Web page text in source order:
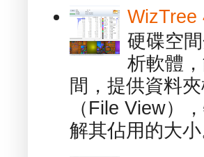
WizTree
硬碟空
析軟體
間，提供資料
（File View）
解其佔用的大